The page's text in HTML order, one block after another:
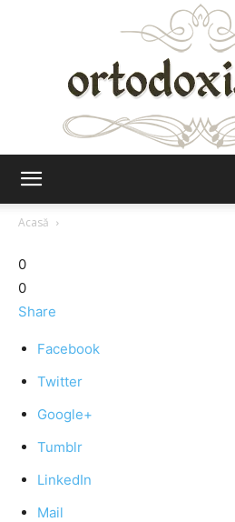
Acasă
0
0
Share
Facebook
Twitter
Google+
Tumblr
LinkedIn
Mail